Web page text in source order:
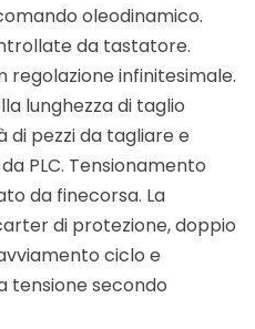
oleodinamico.
da tastatore.
regolazione infinitesimale.
lunghezza di taglio
pezzi da tagliare e
PLC. Tensionamento
da finecorsa. La
di protezione, doppio
ciclo e
tensione secondo